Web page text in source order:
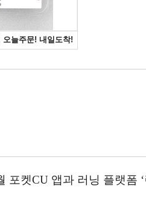
켓CU 앱과 러닝 플랫폼